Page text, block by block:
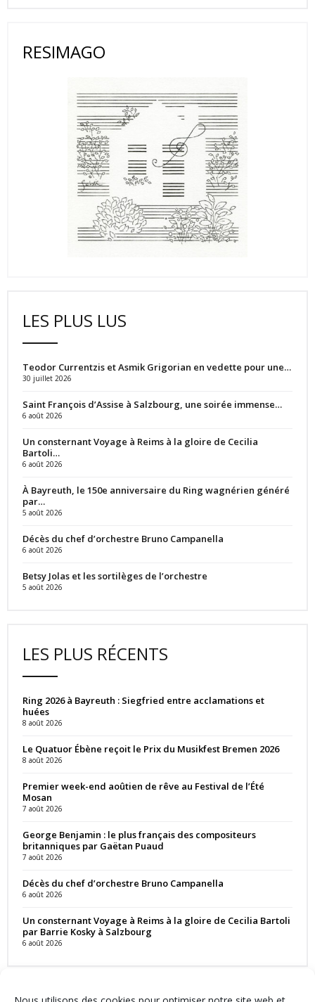
RESIMAGO
LES PLUS LUS
Teodor Currentzis et Asmik Grigorian en vedette pour une…
30 juillet 2026
Saint François d’Assise à Salzbourg, une soirée immense…
6 août 2026
Un consternant Voyage à Reims à la gloire de Cecilia
Bartoli…
6 août 2026
À Bayreuth, le 150e anniversaire du Ring wagnérien généré
par…
5 août 2026
Décès du chef d’orchestre Bruno Campanella
6 août 2026
Betsy Jolas et les sortilèges de l’orchestre
5 août 2026
LES PLUS RÉCENTS
Ring 2026 à Bayreuth : Siegfried entre acclamations et
huées
8 août 2026
Le Quatuor Ébène reçoit le Prix du Musikfest Bremen 2026
8 août 2026
Premier week-end aoûtien de rêve au Festival de l’Été
Mosan
7 août 2026
George Benjamin : le plus français des compositeurs
britanniques par Gaëtan Puaud
7 août 2026
Décès du chef d’orchestre Bruno Campanella
6 août 2026
Un consternant Voyage à Reims à la gloire de Cecilia Bartoli
par Barrie Kosky à Salzbourg
6 août 2026